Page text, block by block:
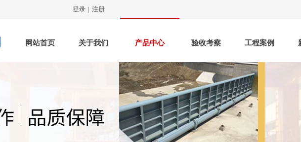
登录 | 注册
网站首页 关于我们 产品中心 验收考察 工程案例